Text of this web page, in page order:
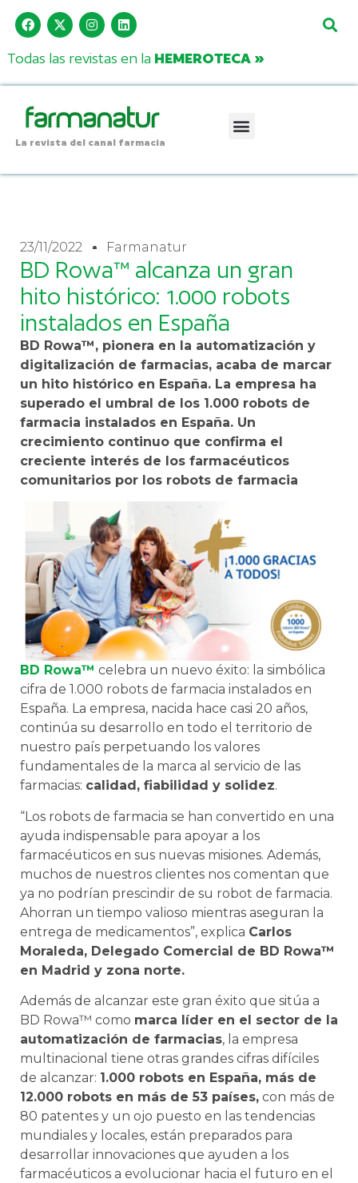
Todas las revistas en la HEMEROTECA »
La revista del canal farmacia
23/11/2022 Farmanatur
BD Rowa™ alcanza un gran
hito histórico: 1.000 robots
instalados en España
BD Rowa™, pionera en la automatización y
digitalización de farmacias, acaba de marcar
un hito histórico en España. La empresa ha
superado el umbral de los 1.000 robots de
farmacia instalados en España. Un
crecimiento continuo que confirma el
creciente interés de los farmacéuticos
comunitarios por los robots de farmacia
BD Rowa™ celebra un nuevo éxito: la simbólica
cifra de 1.000 robots de farmacia instalados en
España. La empresa, nacida hace casi 20 años,
continúa su desarrollo en todo el territorio de
nuestro país perpetuando los valores
fundamentales de la marca al servicio de las
farmacias: calidad, fiabilidad y solidez.
“Los robots de farmacia se han convertido en una
ayuda indispensable para apoyar a los
farmacéuticos en sus nuevas misiones. Además,
muchos de nuestros clientes nos comentan que
ya no podrían prescindir de su robot de farmacia.
Ahorran un tiempo valioso mientras aseguran la
entrega de medicamentos”, explica Carlos
Moraleda, Delegado Comercial de BD Rowa™
en Madrid y zona norte.
Además de alcanzar este gran éxito que sitúa a
BD Rowa™ como marca líder en el sector de la
automatización de farmacias, la empresa
multinacional tiene otras grandes cifras difíciles
de alcanzar: 1.000 robots en España, más de
12.000 robots en más de 53 países, con más de
80 patentes y un ojo puesto en las tendencias
mundiales y locales, están preparados para
desarrollar innovaciones que ayuden a los
farmacéuticos a evolucionar hacia el futuro en el